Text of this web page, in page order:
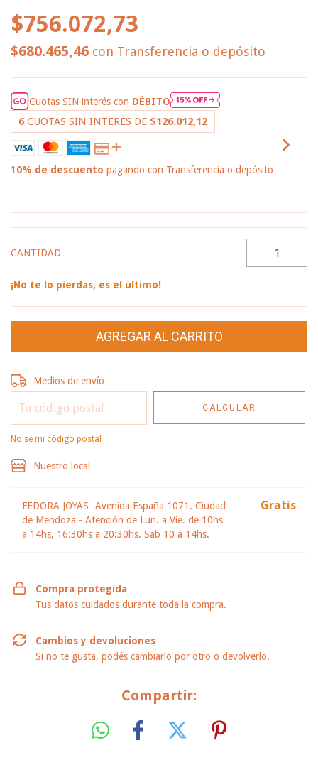
$756.072,73
$680.465,46 con Transferencia o depósito
Cuotas SIN interés con DÉBITO
6 CUOTAS SIN INTERÉS DE $126.012,12
10% de descuento pagando con Transferencia o depósito
CANTIDAD
¡No te lo pierdas, es el último!
Entregas para el CP:
Medios de envío
CALCULAR
No sé mi código postal
Nuestro local
FEDORA JOYAS
Avenida España 1071. Ciudad
de Mendoza - Atención de Lun. a Vie. de 10hs
a 14hs, 16:30hs a 20:30hs. Sab 10 a 14hs.
Gratis
Compra protegida
Tus datos cuidados durante toda la compra.
Cambios y devoluciones
Si no te gusta, podés cambiarlo por otro o devolverlo.
Compartir: